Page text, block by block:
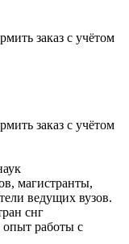
заказ с учётом
заказ с учётом
магистранты,
ведущих вузов.
снг
работы с